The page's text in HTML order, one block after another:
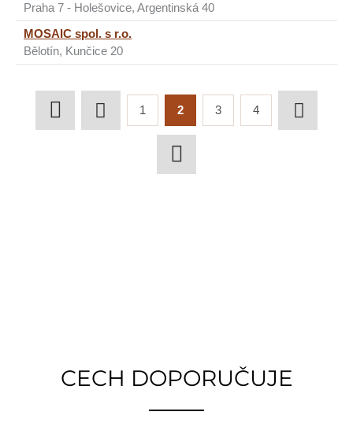
Praha 7 - Holešovice, Argentinská 40
MOSAIC spol. s r.o.
Bělotín, Kunčice 20
1 2 3 4
CECH DOPORUČUJE